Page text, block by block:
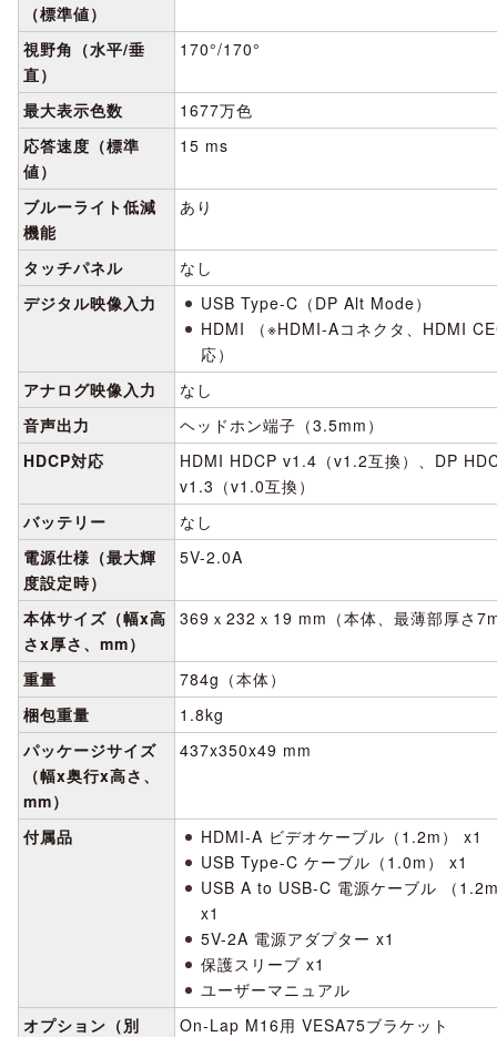
（標準値）
視野角（水平/垂
直）
170°/170°
最大表示色数
1677万色
応答速度（標準
値）
15 ms
ブルーライト低減
機能
あり
タッチパネル
なし
デジタル映像入力
USB Type-C（DP Alt Mode）
HDMI （※HDMI-Aコネクタ、HDMI
応）
アナログ映像入力
なし
音声出力
ヘッドホン端子（3.5mm）
HDCP対応
HDMI HDCP v1.4（v1.2互換）、DP
v1.3（v1.0互換）
バッテリー
なし
電源仕様（最大輝
度設定時）
5V-2.0A
本体サイズ（幅x高
さx厚さ、mm）
369ｘ232ｘ19 mm（本体、最薄部厚さ
重量
784g（本体）
梱包重量
1.8kg
パッケージサイズ
（幅x奥行x高さ、
mm）
437x350x49 mm
付属品
HDMI-A ビデオケーブル（1.2m） x1
USB Type-C ケーブル（1.0m） x1
USB A to USB-C 電源ケーブル （
x1
5V-2A 電源アダプター x1
保護スリーブ x1
ユーザーマニュアル
オプション（別
On-Lap M16用 VESA75ブラケット